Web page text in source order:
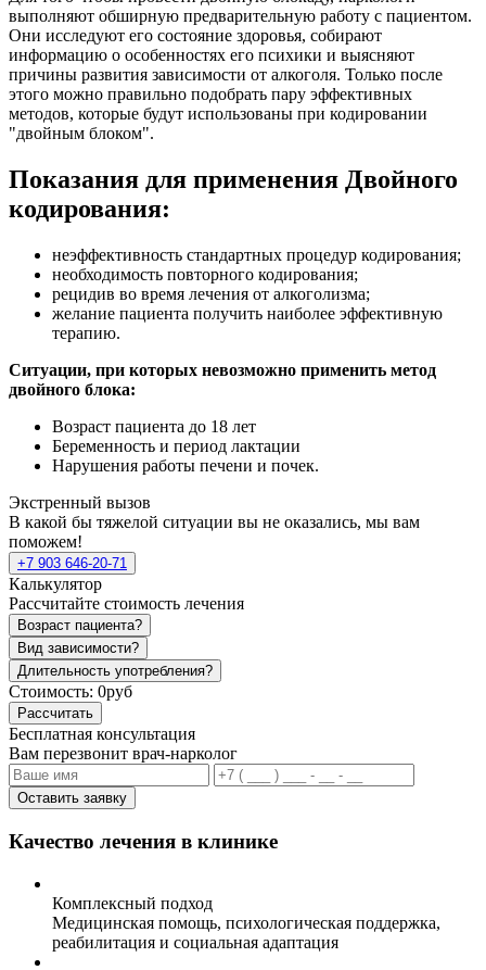
выполняют обширную предварительную работу с пациентом.
Они исследуют его состояние здоровья, собирают
информацию о особенностях его психики и выясняют
причины развития зависимости от алкоголя. Только после
этого можно правильно подобрать пару эффективных
методов, которые будут использованы при кодировании
"двойным блоком".
Показания для применения Двойного
кодирования:
неэффективность стандартных процедур кодирования;
необходимость повторного кодирования;
рецидив во время лечения от алкоголизма;
желание пациента получить наиболее эффективную
терапию.
Ситуации, при которых невозможно применить метод
двойного блока:
Возраст пациента до 18 лет
Беременность и период лактации
Нарушения работы печени и почек.
Экстренный вызов
В какой бы тяжелой ситуации вы не оказались, мы вам
поможем!
+7 903 646-20-71
Калькулятор
Рассчитайте стоимость лечения
Возраст пациента?
Вид зависимости?
Длительность употребления?
Стоимость: 0руб
Рассчитать
Бесплатная консультация
Вам перезвонит врач-нарколог
Оставить заявку
Качество лечения в клинике
Комплексный подход
Медицинская помощь, психологическая поддержка,
реабилитация и социальная адаптация